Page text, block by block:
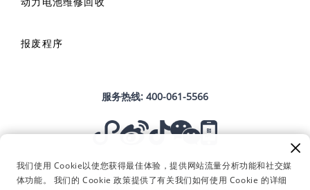
报废程序
服务热线: 400-061-5566
Copyright © 2023 浙江远程新能源商用车集团有限公司 版权所有
我们使用 Cookie以使您获得最佳体验，提供网站流量分析功能和社交媒
体功能。 我们的 Cookie 政策提供了有关我们如何使用 Cookie 的详细